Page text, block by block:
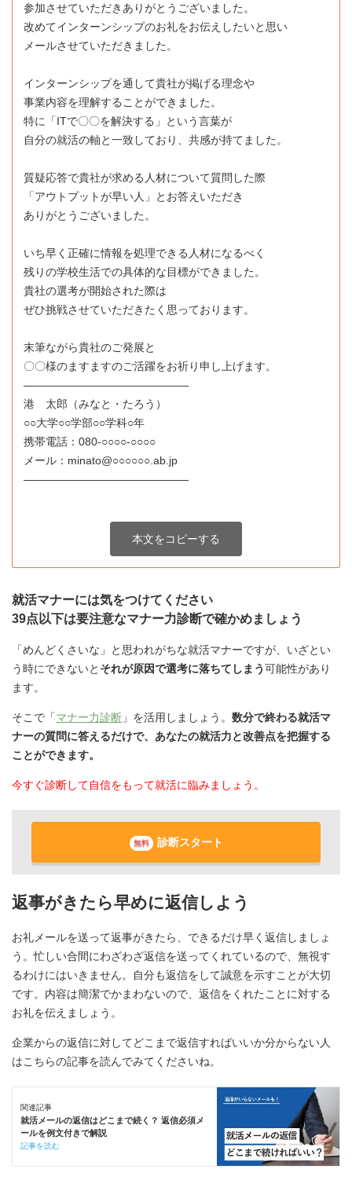
参加させていただきありがとうございました。
改めてインターンシップのお礼をお伝えしたいと思い
メールさせていただきました。
インターンシップを通して貴社が掲げる理念や
事業内容を理解することができました。
特に「ITで〇〇を解決する」という言葉が
自分の就活の軸と一致しており、共感が持てました。
質疑応答で貴社が求める人材について質問した際
「アウトプットが早い人」とお答えいただき
ありがとうございました。
いち早く正確に情報を処理できる人材になるべく
残りの学校生活での具体的な目標ができました。
貴社の選考が開始された際は
ぜひ挑戦させていただきたく思っております。
末筆ながら貴社のご発展と
〇〇様のますますのご活躍をお祈り申し上げます。
―――――――――――――――
港 太郎（みなと・たろう）
○○大学○○学部○○学科○年
携帯電話：080-○○○○-○○○○
メール：minato@○○○○○○.ab.jp
―――――――――――――――
本文をコピーする
就活マナーには気をつけてください
39点以下は要注意なマナー力診断で確かめましょう
「めんどくさいな」と思われがちな就活マナーですが、いざとい
う時にできないと それが原因で選考に落ちてしまう可能性があり
ます。
そこで「マナー力診断 」を活用しましょう。 数分で終わる就活マ
ナーの質問に答えるだけで、あなたの就活力と改善点を把握する
ことができます。
今すぐ診断して自信をもって就活に臨みましょう。
無料 診断スタート
返事がきたら早めに返信しよう
お礼メールを送って返事がきたら、できるだけ早く返信しましょ
う。忙しい合間にわざわざ返信を送ってくれているので、無視す
るわけにはいきません。自分も返信をして誠意を示すことが大切
です。内容は簡潔でかまわないので、返信をくれたことに対する
お礼を伝えましょう。
企業からの返信に対してどこまで返信すればいいか分からない人
はこちらの記事を読んでみてくださいね。
関連記事
就活メールの返信はどこまで続く？ 返信必須メ
ールを例文付きで解説
記事を読む